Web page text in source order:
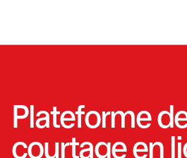
Plateforme
courtage en